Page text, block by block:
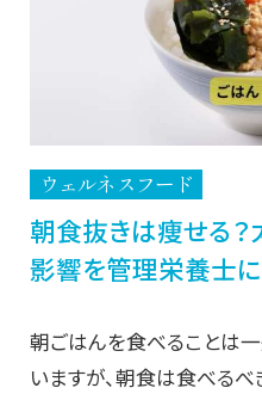
ウェルネスフード
朝食抜きは痩せる
影響を管理栄養士
朝ごはんを食べることは
いますが、朝食は食べるべ